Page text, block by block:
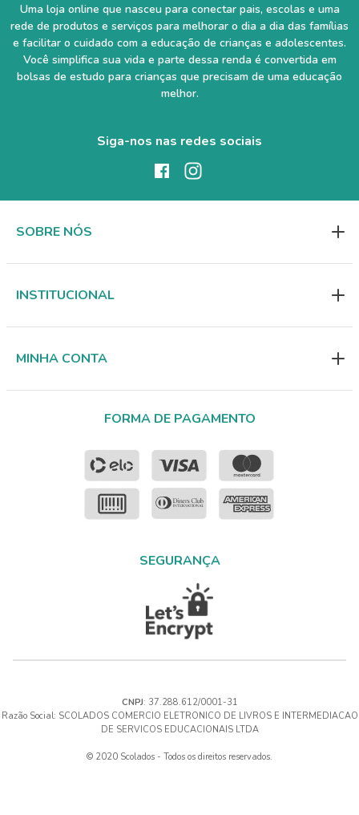
Uma loja online que nasceu para conectar pais, escolas e uma
rede de produtos e serviços para melhorar o dia a dia das famílias
e facilitar o cuidado com a educação de crianças e adolescentes.
Você simplifica sua vida e parte dessa renda é convertida em
bolsas de estudo para crianças que precisam de uma educação
melhor.
Siga-nos nas redes sociais
SOBRE NÓS
INSTITUCIONAL
MINHA CONTA
FORMA DE PAGAMENTO
SEGURANÇA
CNPJ: 37.288.612/0001-31
Razão Social: SCOLADOS COMERCIO ELETRONICO DE LIVROS E INTERMEDIACAO
DE SERVICOS EDUCACIONAIS LTDA
© 2020 Scolados - Todos os direitos reservados.